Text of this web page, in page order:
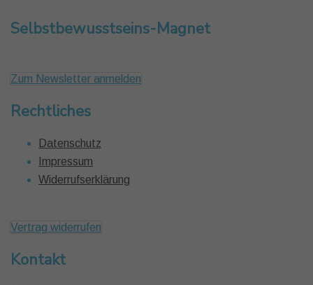
Selbstbewusstseins-Magnet
Zum Newsletter anmelden
Rechtliches
Datenschutz
Impressum
Widerrufserklärung
Vertrag widerrufen
Kontakt